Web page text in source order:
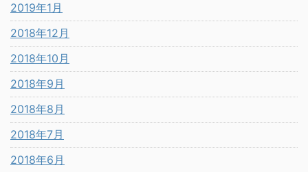
2019年1月
2018年12月
2018年10月
2018年9月
2018年8月
2018年7月
2018年6月